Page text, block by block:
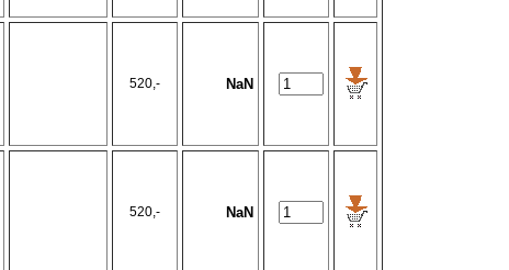
520,- NaN
520,- NaN